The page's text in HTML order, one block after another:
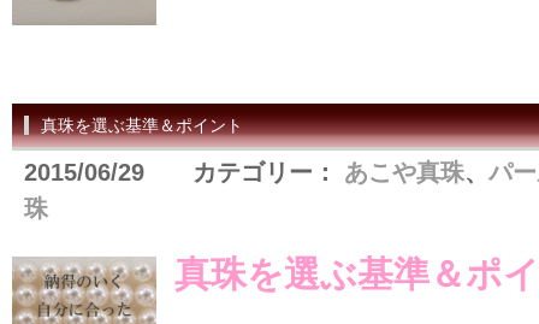
真珠を選ぶ基準＆ポイント
2015/06/29 カテゴリー： あこや真珠、 パ
珠
真珠を選ぶ基準＆ポ